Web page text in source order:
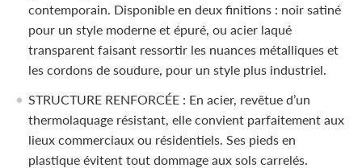
contemporain. Disponible en deux finitions : noir satiné
pour un style moderne et épuré, ou acier laqué
transparent faisant ressortir les nuances métalliques et
les cordons de soudure, pour un style plus industriel.
STRUCTURE RENFORCÉE : En acier, revêtue d’un
thermolaquage résistant, elle convient parfaitement aux
lieux commerciaux ou résidentiels. Ses pieds en
plastique évitent tout dommage aux sols carrelés.